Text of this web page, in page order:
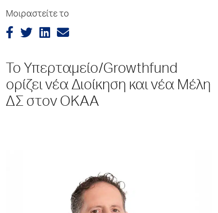
Μοιραστείτε το
Το Υπερταμείο/Growthfund
ορίζει νέα Διοίκηση και νέα Μέλη
ΔΣ στον ΟΚΑΑ